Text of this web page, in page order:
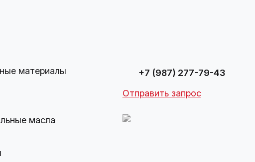
материалы
масла
+7 (987) 277-79-43
Отправить запрос